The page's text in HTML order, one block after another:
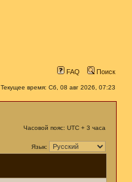
FAQ Поиск
Текущее время: Сб, 08 авг 2026, 07:23
Часовой пояс: UTC + 3 часа
Язык: